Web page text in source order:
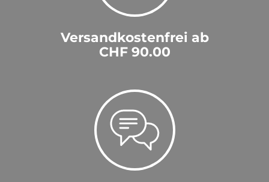
Versandkostenfrei ab
CHF 90.00